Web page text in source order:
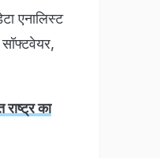
एनालिस्ट
सॉफ्टवेयर,
का